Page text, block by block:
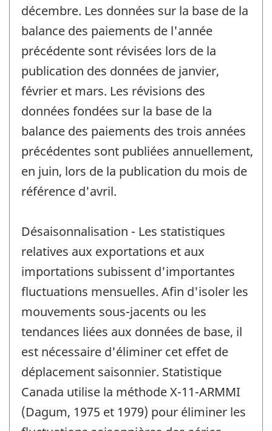
décembre. Les données sur la base de la
balance des paiements de l'année
précédente sont révisées lors de la
publication des données de janvier,
février et mars. Les révisions des
données fondées sur la base de la
balance des paiements des trois années
précédentes sont publiées annuellement,
en juin, lors de la publication du mois de
référence d'avril.
Désaisonnalisation - Les statistiques
relatives aux exportations et aux
importations subissent d'importantes
fluctuations mensuelles. Afin d'isoler les
mouvements sous-jacents ou les
tendances liées aux données de base, il
est nécessaire d'éliminer cet effet de
déplacement saisonnier. Statistique
Canada utilise la méthode X-11-ARMMI
(Dagum, 1975 et 1979) pour éliminer les